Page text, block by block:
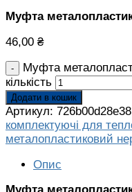
Муфта
46,00 ₴
Муфта
кількість
Додати в кошик
Артикул: 726b00d28e38
комплектуючі для
металопластиковий
Опис